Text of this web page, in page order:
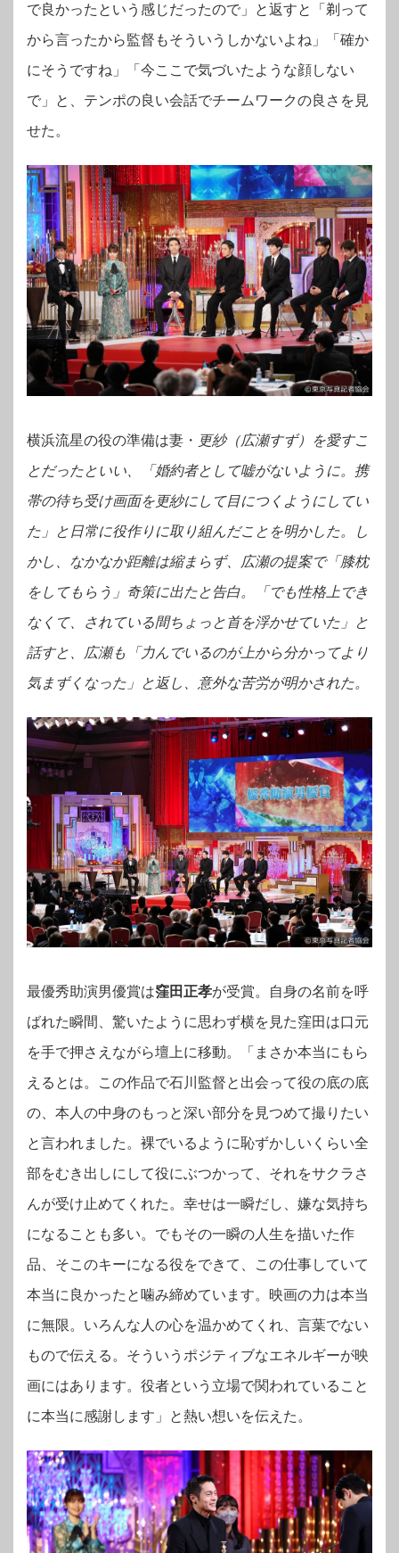
で良かったという感じだったので」と返すと「剃って
から言ったから監督もそういうしかないよね」「確か
にそうですね」「今ここで気づいたような顔しない
で」
と、テンポの良い会話でチームワークの良さを見
せた。
横浜流星の役の準備は妻・ 更紗（広瀬すず）を愛すこ
とだったといい、「婚約者として嘘がないように。携
帯の待ち受け画面を更紗にして目につくようにしてい
た」と日常に役作りに取り組んだことを明かした。し
かし、なかなか距離は縮まらず、広瀬の提案で「膝枕
をしてもらう」奇策に出たと告白。「でも性格上でき
なくて、されている間ちょっと首を浮かせていた」と
話すと、広瀬も「力んでいるのが上から分かってより
気まずくなった」と返し、意外な苦労が明かされた。
最優秀助演男優賞は窪田正孝が受賞。自身の名前を呼
ばれた瞬間、驚いたように思わず横を見た窪田は口元
を手で押さえながら壇上に移動。「まさか本当にもら
えるとは。この作品で石川監督と出会って役の底の底
の、本人の中身のもっと深い部分を見つめて撮りたい
と言われました。裸でいるように恥ずかしいくらい全
部をむき出しにして役にぶつかって、それをサクラさ
んが受け止めてくれた。幸せは一瞬だし、嫌な気持ち
になることも多い。でもその一瞬の人生を描いた作
品、そこのキーになる役をできて、この仕事していて
本当に良かったと噛み締めています。映画の力は本当
に無限。いろんな人の心を温かめてくれ、言葉でない
もので伝える。そういうポジティブなエネルギーが映
画にはあります。役者という立場で関われていること
に本当に感謝します」と熱い想いを伝えた。